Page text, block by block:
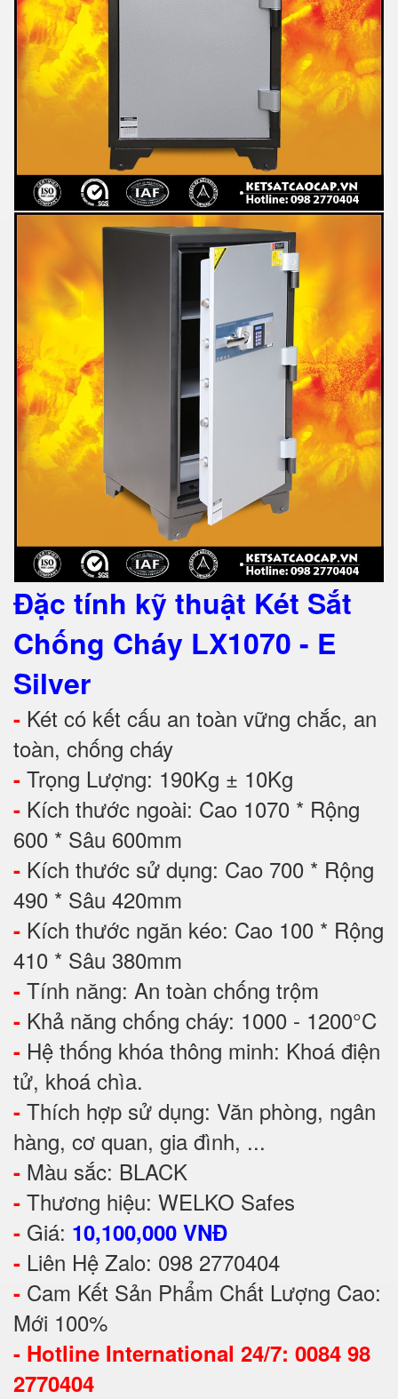
Đặc tính kỹ thuật Két Sắt
Chống Cháy LX1070 - E
Silver
- Két có kết cấu an toàn vững chắc, an
toàn, chống cháy
- Trọng Lượng: 190Kg ± 10Kg
- Kích thước ngoài: Cao 1070 * Rộng
600 * Sâu 600mm
- Kích thước sử dụng: Cao 700 * Rộng
490 * Sâu 420mm
- Kích thước ngăn kéo: Cao 100 * Rộng
410 * Sâu 380mm
- Tính năng: An toàn chống trộm
- Khả năng chống cháy: 1000 - 1200°C
- Hệ thống khóa thông minh: Khoá điện
tử, khoá chìa.
- Thích hợp sử dụng: Văn phòng, ngân
hàng, cơ quan, gia đình, ...
- Màu sắc: BLACK
- Thương hiệu: WELKO Safes
- Giá: 10,100,000 VNĐ
- Liên Hệ Zalo: 098 2770404
- Cam Kết Sản Phẩm Chất Lượng Cao:
Mới 100%
- Hotline International 24/7: 0084 98
2770404